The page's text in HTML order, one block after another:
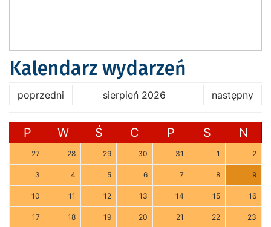
Kalendarz wydarzeń
poprzedni sierpień 2026 następny
P W Ś C P S N
27 28 29 30 31 1 2
3 4 5 6 7 8 9
10 11 12 13 14 15 16
17 18 19 20 21 22 23